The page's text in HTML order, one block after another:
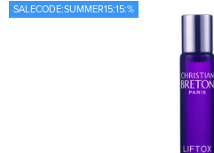
SALECODE:SUMMER15:15:%